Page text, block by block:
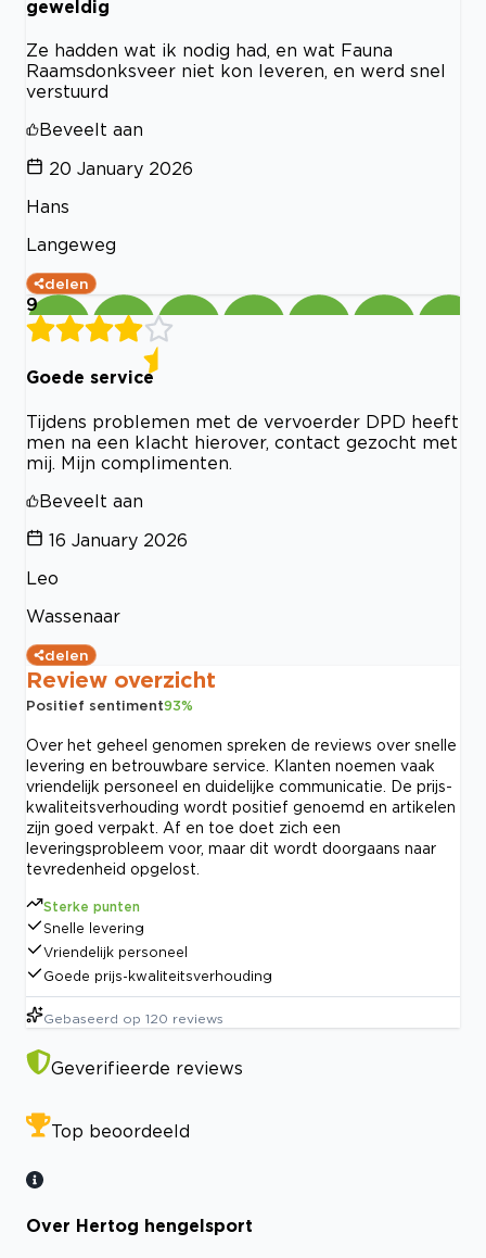
geweldig
Ze hadden wat ik nodig had, en wat Fauna
Raamsdonksveer niet kon leveren, en werd snel
verstuurd
Beveelt aan
20 January 2026
Hans
Langeweg
delen
9
Goede service
Tijdens problemen met de vervoerder DPD heeft
men na een klacht hierover, contact gezocht met
mij. Mijn complimenten.
Beveelt aan
16 January 2026
Leo
Wassenaar
delen
Review overzicht
Positief sentiment93%
Over het geheel genomen spreken de reviews over snelle
levering en betrouwbare service. Klanten noemen vaak
vriendelijk personeel en duidelijke communicatie. De prijs-
kwaliteitsverhouding wordt positief genoemd en artikelen
zijn goed verpakt. Af en toe doet zich een
leveringsprobleem voor, maar dit wordt doorgaans naar
tevredenheid opgelost.
Sterke punten
Snelle levering
Vriendelijk personeel
Goede prijs-kwaliteitsverhouding
Gebaseerd op 120 reviews
Geverifieerde reviews
Top beoordeeld
Over Hertog hengelsport